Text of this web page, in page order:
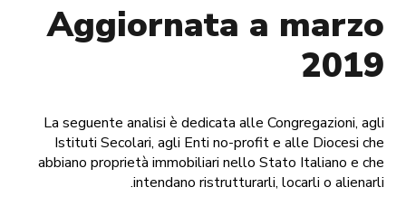
Aggiornata a marzo
2019
La seguente analisi è dedicata alle Congregazioni, agli
Istituti Secolari, agli Enti no-profit e alle Diocesi che
abbiano proprietà immobiliari nello Stato Italiano e che
intendano ristrutturarli, locarli o alienarli.